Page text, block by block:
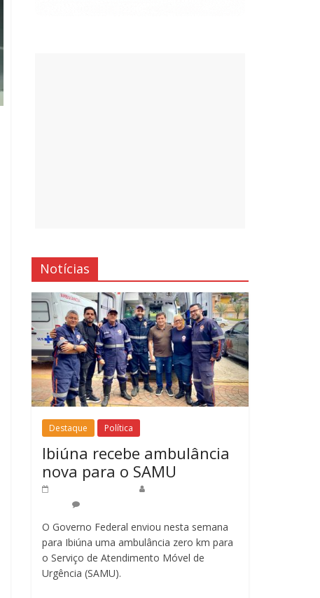
Notícias
Destaque Política
Ibiúna recebe ambulância
nova para o SAMU
O Governo Federal enviou nesta semana
para Ibiúna uma ambulância zero km para
o Serviço de Atendimento Móvel de
Urgência (SAMU).